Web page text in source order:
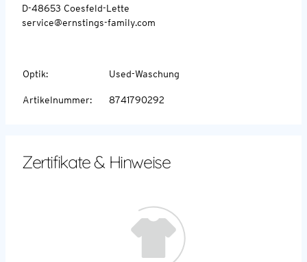
D-48653 Coesfeld-Lette
service@ernstings-family.com
Optik: Used-Waschung
Artikelnummer: 8741790292
Zertifikate & Hinweise